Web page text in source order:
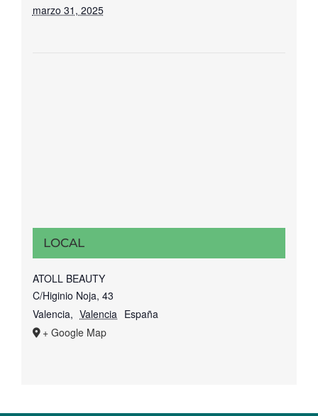
marzo 31, 2025
LOCAL
ATOLL BEAUTY
C/Higinio Noja, 43
Valencia, Valencia España
+ Google Map